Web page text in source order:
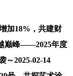
加18%，共建财
巅峰——2025年度
～2025-02-14